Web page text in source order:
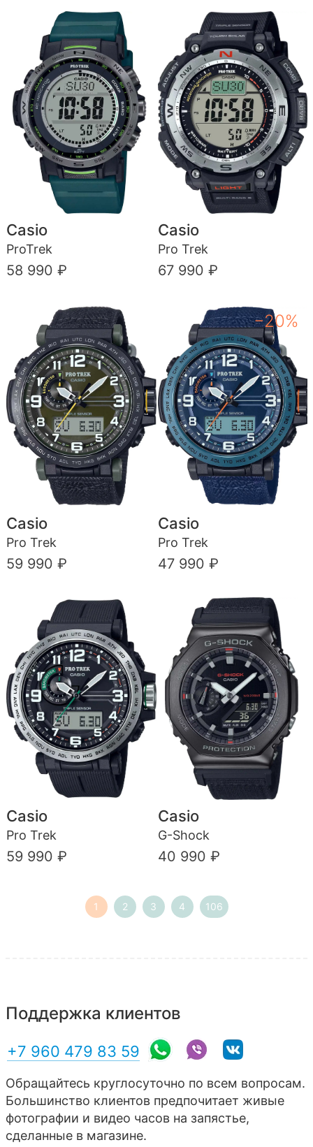
Casio
ProTrek
58 990 ₽
Casio
Pro Trek
67 990 ₽
Casio
Pro Trek
59 990 ₽
−20%
Casio
Pro Trek
47 990 ₽
Casio
Pro Trek
59 990 ₽
Casio
G-Shock
40 990 ₽
1 2 3 4 106
Поддержка клиентов
+7 960 479 83 59
Обращайтесь круглосуточно по всем вопросам.
Большинство клиентов предпочитает живые
фотографии и видео часов на запястье,
сделанные в магазине.